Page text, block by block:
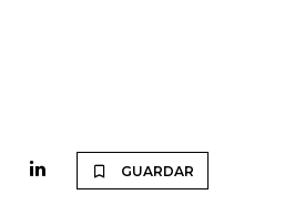
GUARDAR